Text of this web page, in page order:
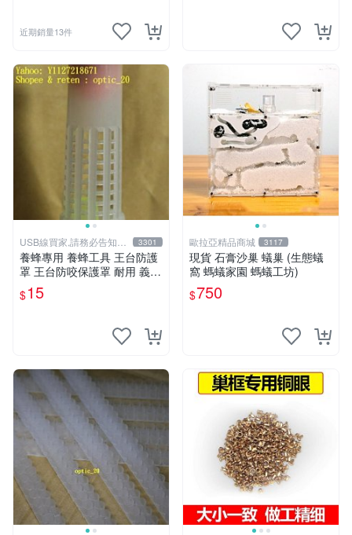
近期銷量13件
USB線買家,請務必告知相
機型號
3301
養蜂專用 養蜂工具 王台防護
罩 王台防咬保護罩 耐用 義蜂
野蜂 蜜蜂 另有 防蜂衣 防叮
手套
$15
歐拉亞精品商城 3117
現貨 石膏沙巢 蟻巢 (生態蟻
窩 螞蟻家園 螞蟻工坊)
$750